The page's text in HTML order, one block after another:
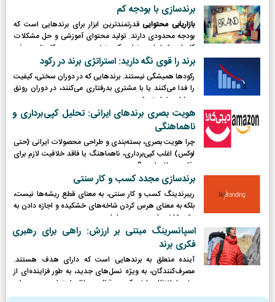
برندسازی با بودجه کم
بازاریابی محتواییقدرتمندترین ابزار برای برندهایی است که
بودجه محدودی دارند. تولید محتوای آموزشی و حل مشکلات
کاربران، شما را به عنوان یک متخصص در حوزه کاریتان معرفی
می‌کند.
برند را قوی نگه دارید: استراتژی برند در رکود
رکودها همیشگی نیستند. برندهایی که در دوران سختی، کیفیت
را فدا می‌کنند یا با مشتری بدرفتاری می‌کنند، در دوران رونق
مجازات خواهند شد.
هویت بصری برندهای ایرانی: تحلیل کپی‌برداری و
ناهماهنگی
چرا هویت بصری، بسته‌بندی و طراحی محصولات ایرانی (حتی
لوکس) اغلب کپی‌برداری، ناهماهنگ یا فاقد خلاقیت لازم برای
رقابت جهانی است؟
برندسازی مجدد کسب و کار سنتی
ریبرندینگ کسب و کار سنتی، به معنای قطع ریشه‌ها نیست،
بلکه به معنای هرس کردن شاخه‌های خشکیده و اجازه دادن به
رشد شاخه‌های جدید و پربار است.
اسپانسرینگ مبتنی بر ارزش: راهی برای رهبری
فکری برند
آینده متعلق به برندهایی است که دارای هدف هستند.
مصرف‌کنندگان، به ویژه نسل‌های جدید، به طور فزاینده‌ای از
برندها انتظار دارند که در قبال مسائل اجتماعی و محیطی
موضع‌گیری کرده و نقش فعالی ایفا کنند.